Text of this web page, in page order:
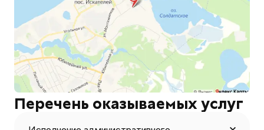
Перечень оказываемых услуг